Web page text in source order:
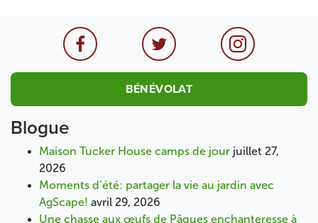
BÉNÉVOLAT
Blogue
Maison Tucker House camps de jour juillet 27,
2026
Moments d’été: partager la vie au jardin avec
AgScape! avril 29, 2026
Une chasse aux œufs de Pâques enchanteresse à